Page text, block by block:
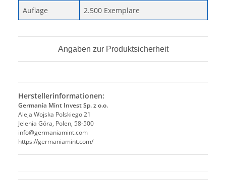
Auflage
2.500 Exemplare
Angaben zur Produktsicherheit
Herstellerinformationen:
Germania Mint Invest Sp. z o.o.
Aleja Wojska Polskiego 21
Jelenia Góra, Polen, 58-500
info@germaniamint.com
https://germaniamint.com/